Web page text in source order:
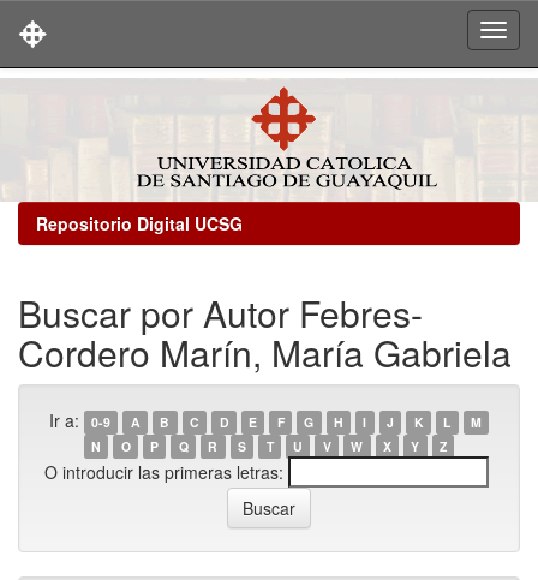
Repositorio Digital UCSG
Buscar por Autor Febres-
Cordero Marín, María Gabriela
Ir a: 0-9 A B C D E F G H I J K L
M
N
O P Q R S T U V W X Y Z
O introducir las primeras letras: